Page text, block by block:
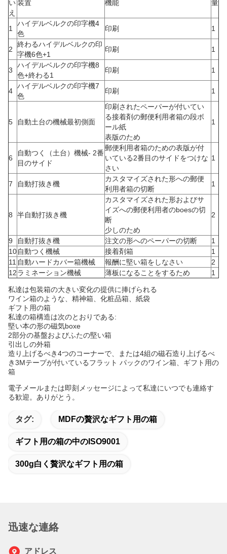
い
え
装置 機能 量
1
ハイデルベルクの印字機4
色
印刷 1
2
終わるハイデルベルクの印
字機6色+1
印刷 1
3
ハイデルベルクの印字機8
色+終わる1
印刷 1
4
ハイデルベルクの印字機7
色
印刷 1
5 自動土台の機械最初側面
印刷されたペーパーが付いてい
る接着剤の郵便利用者箱の段ボ
ール紙
表版のため
1
6
自動つく（土台）機械- 2番
目のサイド
郵便利用者箱のための表版が付
いている2番目のサイドをつけな
さい
1
7 自動打抜き機
カスタマイズされた形への郵便
利用者箱の切断
1
8 半自動打抜き機
カスタマイズされた形およびサ
イズへの郵便利用者のboesの切
断
少しのため
2
9 自動打抜き機 注文の形へのペーパーの切断
1
10自動つく機械 接着剤箱
1
11 自動ハードカバー箱機械 報酬に堅い箱をしなさい
2
12ラミネーション機械 薄板になることをするため 1
私達は包装箱の大きい変化の提供に捧げられる
ワイン箱のような、精神箱、化粧品箱、紙袋
ギフト用の箱
私達の箱構造は次のとおりである:
堅い本の形の磁気boxe
2部分の基盤およびふたの堅い箱
引出しの外箱
造り上げるべき4つのコーナーで、または4組の磁石造り上げるべ
き3Mテープが付いているフラット パックのワイン箱、ギフト用の
箱
電子メールまたは即刻メッセージによって私達にいつでも連絡す
る歓迎。ありがとう。
タグ: MDFの贅沢なギフト用の箱
ギフト用の箱の中のISO9001
300g白く贅沢なギフト用の箱
迅速な連絡
アドレス